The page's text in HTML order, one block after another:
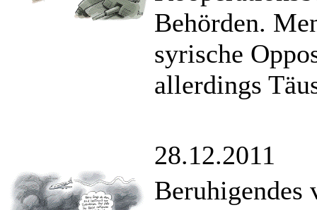
Behörden.
syrische
allerdings
28.12.2011
Beruhigendes